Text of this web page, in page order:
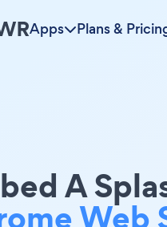
Apps Plans &
A
Web